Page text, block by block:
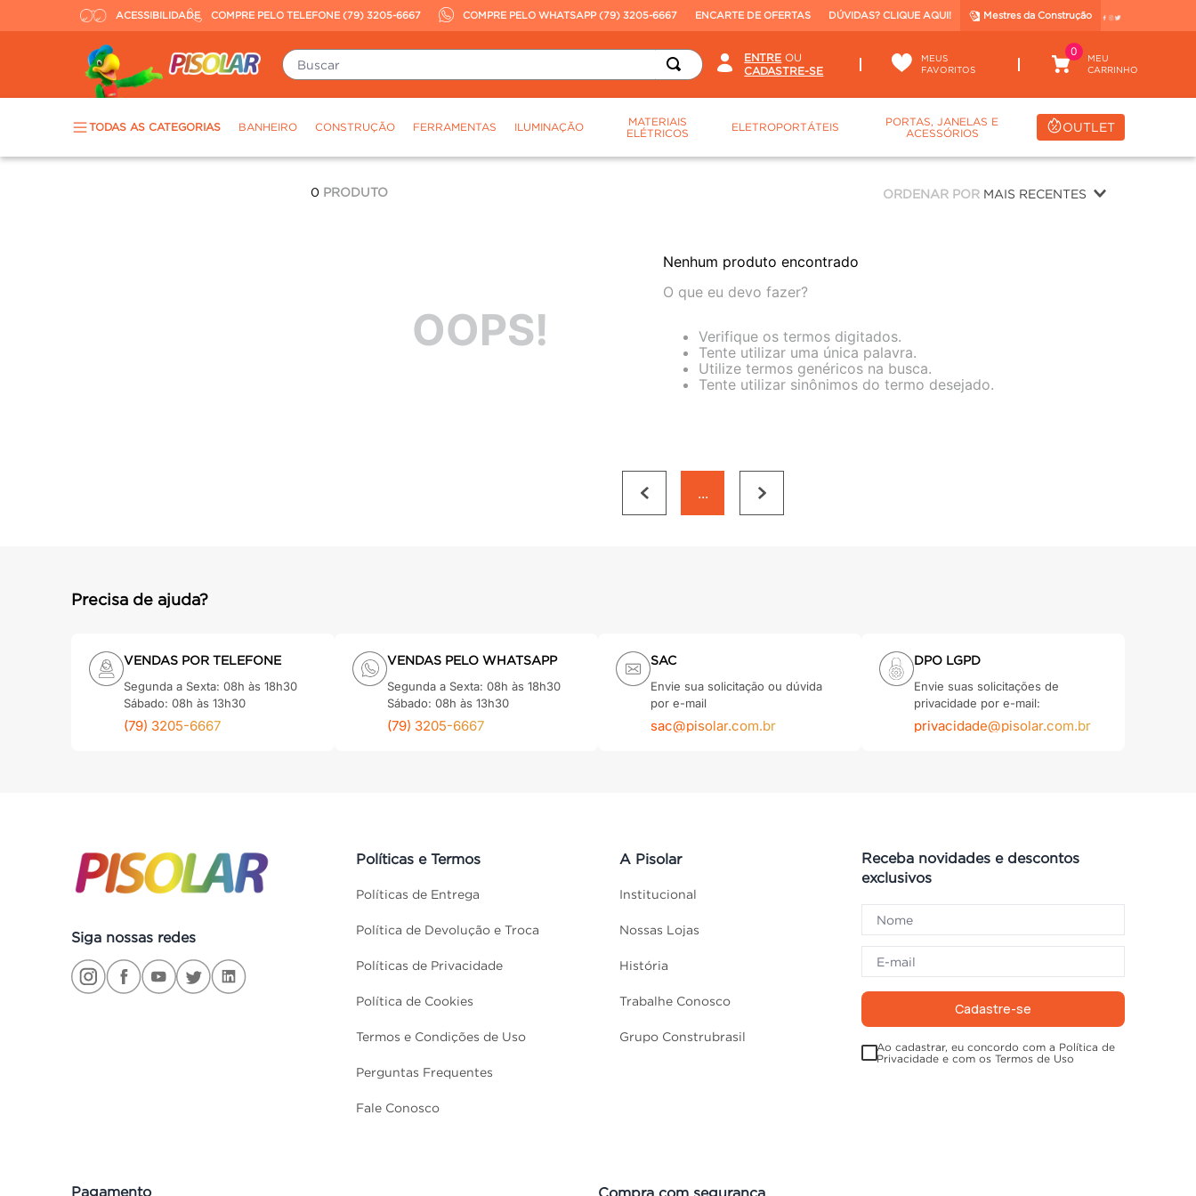
ACESSIBILIDADE COMPRE PELO TELEFONE (79) 3205-6667 COMPRE PELO WHATSAPP (79) 3205-6667 ENCARTE DE OFERTAS DÚVIDAS? CLIQUE AQUI! Mestres da Construção
Buscar OU
MEUS
FAVORITOS
0
TODAS AS CATEGORIAS BANHEIRO CONSTRUÇÃO FERRAMENTAS ILUMINAÇÃO
MATERIAIS
ELÉTRICOS
ELETROPORTÁTEIS
PORTAS, JANELAS E
ACESSÓRIOS
OUTLET
0 PRODUTO ORDENAR POR MAIS RECENTES
OOPS!
Nenhum produto encontrado
O que eu devo fazer?
Verifique os termos digitados.
Tente utilizar uma única palavra.
Utilize termos genéricos na busca.
Tente utilizar sinônimos do termo desejado.
...
Precisa de ajuda?
VENDAS POR TELEFONE
Segunda a Sexta: 08h às 18h30
Sábado: 08h às 13h30
(79) 3205-6667
VENDAS PELO WHATSAPP
Segunda a Sexta: 08h às 18h30
Sábado: 08h às 13h30
(79) 3205-6667
SAC
Envie sua solicitação ou dúvida
por e-mail
sac@pisolar.com.br
DPO LGPD
Envie suas solicitações de
privacidade por e-mail:
privacidade@pisolar.com.br
Siga nossas redes
Políticas e Termos
Políticas de Entrega
Política de Devolução e Troca
Políticas de Privacidade
Política de Cookies
Termos e Condições de Uso
Perguntas Frequentes
Fale Conosco
A Pisolar
Institucional
Nossas Lojas
História
Trabalhe Conosco
Grupo Construbrasil
Receba novidades e descontos
exclusivos
Cadastre-se
Ao cadastrar, eu concordo com a Política de
Privacidade e com os Termos de Uso
Pagamento Compra com segurança